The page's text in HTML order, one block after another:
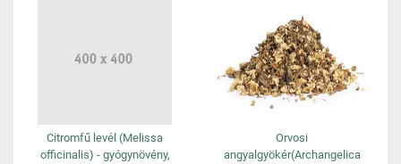
Citromfű levél (Melissa
officinalis) - gyógynövény,
Orvosi
angyalgyökér(Archangelica